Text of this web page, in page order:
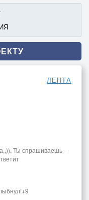
ЛЕНТА
Ты спрашиваешь -